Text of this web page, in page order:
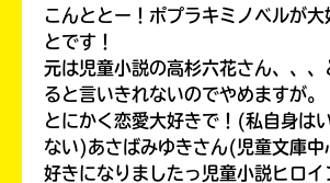
こんととー！ポプラキミノベルが大
とです！
元は児童小説の高杉六花さん、、、
ると言いきれないのでやめますが。
とにかく恋愛大好きで！(私自身は
ない)あさばみゆきさん(児童文庫中
好きになりましたっ児童小説ヒロイ
み
戻
る